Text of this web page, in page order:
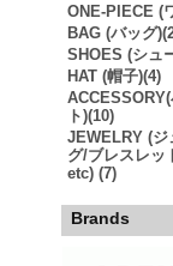
ONE-PIECE (
BAG (バッグ
SHOES (シュ
HAT (帽子)(4)
ト)(10)
JEWELRY (ジ
グ/ブレスレッ
etc) (7)
Brands